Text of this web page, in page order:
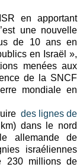
en apportant
une nouvelle
de 10 ans en
en Israël »,
menées aux
de la SNCF
mondiale en
des lignes de
dans le nord
allemande de
israéliennes
230 millions de